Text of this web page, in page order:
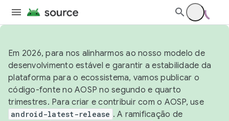
Em 2026, para nos alinharmos ao nosso modelo de
desenvolvimento estável e garantir a estabilidade da
plataforma para o ecossistema, vamos publicar o
código-fonte no AOSP no segundo e quarto
trimestres. Para criar e contribuir com o AOSP, use
android-latest-release . A ramificação de